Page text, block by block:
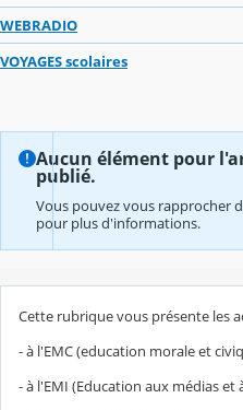
WEBRADIO
VOYAGES scolaires
Aucun élément pour
publié.
Vous pouvez vous rapprocher
pour plus d'informations.
Cette rubrique vous présente les
- à l'EMC (education morale et
- à l'EMI (Education aux médias